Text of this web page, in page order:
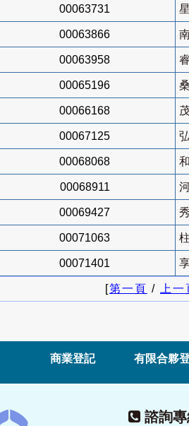
00063731
00063866
00063958
00065196
00066168
00067125
00068068
00068911
00069427
00071063
00071401
[第一頁 / 上一
商業登記 有限合夥
諮詢專